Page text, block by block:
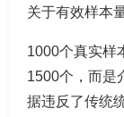
关于有效样本
1000个真实样
1500个，而是
据违反了传统